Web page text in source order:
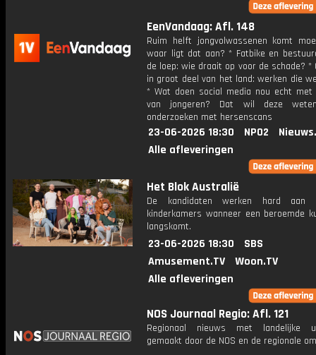
EenVandaag: Afl. 148
Ruim helft jongvolwassenen komt
waar ligt dat aan? * Fatbike en
de loep: wie draait op voor de schade? *
in groot deel van het land: werken die
* Wat doen social media nou echt
van jongeren? Dat wil deze
onderzoeken met hersenscans
23-06-2026 18:30 NPO2
Alle afleveringen
Het Blok Australië
De kandidaten werken hard aan
kinderkamers wanneer een beroemde
langskomt.
23-06-2026 18:30
SBS
Amusement.TV
Woon.TV
Alle afleveringen
NOS Journaal Regio: Afl. 121
Regionaal nieuws met landelijke
gemaakt door de NOS en de regionale